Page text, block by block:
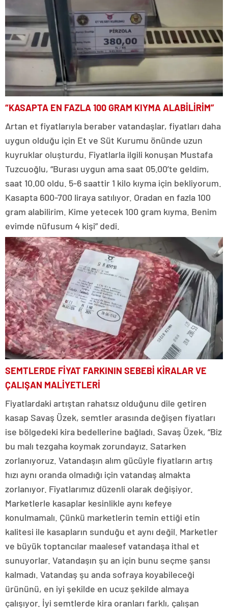
“KASAPTA EN FAZLA 100 GRAM KIYMA ALABİLİRİM”
Artan et fiyatlarıyla beraber vatandaşlar, fiyatları daha
uygun olduğu için Et ve Süt Kurumu önünde uzun
kuyruklar oluşturdu. Fiyatlarla ilgili konuşan Mustafa
Tuzcuoğlu, “Burası uygun ama saat 05.00’te geldim,
saat 10.00 oldu. 5-6 saattir 1 kilo kıyma için bekliyorum.
Kasapta 600-700 liraya satılıyor. Oradan en fazla 100
gram alabilirim. Kime yetecek 100 gram kıyma. Benim
evimde nüfusum 4 kişi” dedi.
SEMTLERDE FİYAT FARKININ SEBEBİ KİRALAR VE
ÇALIŞAN MALİYETLERİ
Fiyatlardaki artıştan rahatsız olduğunu dile getiren
kasap Savaş Üzek, semtler arasında değişen fiyatları
ise bölgedeki kira bedellerine bağladı. Savaş Üzek, “Biz
bu malı tezgaha koymak zorundayız. Satarken
zorlanıyoruz. Vatandaşın alım gücüyle fiyatların artış
hızı aynı oranda olmadığı için vatandaş almakta
zorlanıyor. Fiyatlarımız düzenli olarak değişiyor.
Marketlerle kasaplar kesinlikle aynı kefeye
konulmamalı. Çünkü marketlerin temin ettiği etin
kalitesi ile kasapların sunduğu et aynı değil. Marketler
ve büyük toptancılar maalesef vatandaşa ithal et
sunuyorlar. Vatandaşın şu an için bunu seçme şansı
kalmadı. Vatandaş şu anda sofraya koyabileceği
ürününü, en iyi şekilde en ucuz şekilde almaya
çalışıyor. İyi semtlerde kira oranları farklı, çalışan